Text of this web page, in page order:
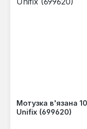
Мотузка в'язана
Unifix (699620)